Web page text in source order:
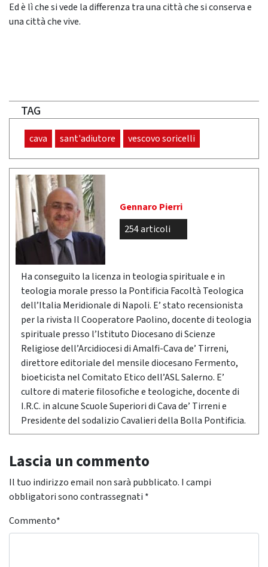
Ed è lì che si vede la differenza tra una città che si conserva e
una città che vive.
TAG
cava sant'adiutore vescovo soricelli
Gennaro Pierri
254 articoli
Ha conseguito la licenza in teologia spirituale e in
teologia morale presso la Pontificia Facoltà Teologica
dell’Italia Meridionale di Napoli. E’ stato recensionista
per la rivista Il Cooperatore Paolino, docente di teologia
spirituale presso l’Istituto Diocesano di Scienze
Religiose dell’Arcidiocesi di Amalfi-Cava de’ Tirreni,
direttore editoriale del mensile diocesano Fermento,
bioeticista nel Comitato Etico dell’ASL Salerno. E’
cultore di materie filosofiche e teologiche, docente di
I.R.C. in alcune Scuole Superiori di Cava de’ Tirreni e
Presidente del sodalizio Cavalieri della Bolla Pontificia.
Lascia un commento
Il tuo indirizzo email non sarà pubblicato. I campi
obbligatori sono contrassegnati *
Commento*